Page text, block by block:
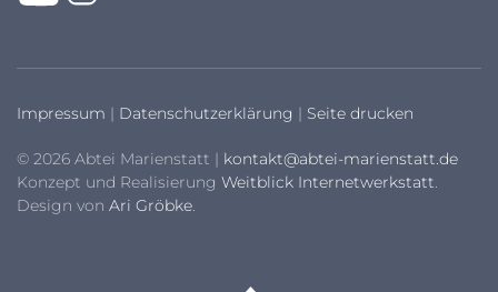
Impressum | Datenschutzerklärung | Seite drucken
© 2026 Abtei Marienstatt | kontakt@abtei-marienstatt.de
Konzept und Realisierung Weitblick Internetwerkstatt.
Design von Ari Gröbke.